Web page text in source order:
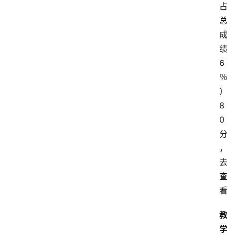
占
总
成
绩
6
％
）
8
0
分
，
去
查
看
教
学